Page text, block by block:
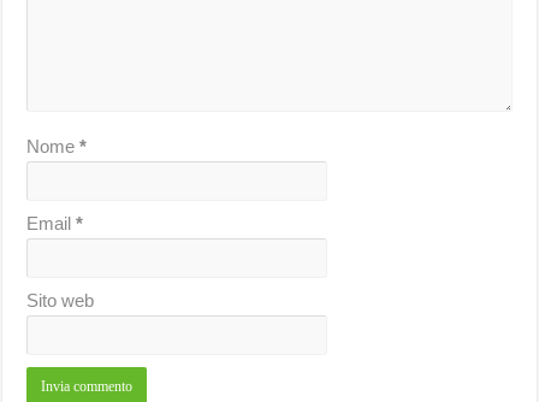
Nome*
Email*
Sito web